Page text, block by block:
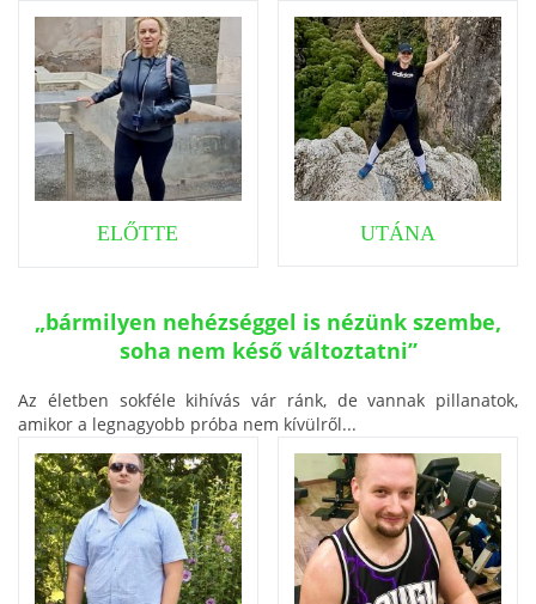
ELŐTTE UTÁNA
„bármilyen nehézséggel is nézünk szembe,
soha nem késő változtatni”
Az életben sokféle kihívás vár ránk, de vannak pillanatok,
amikor a legnagyobb próba nem kívülről...